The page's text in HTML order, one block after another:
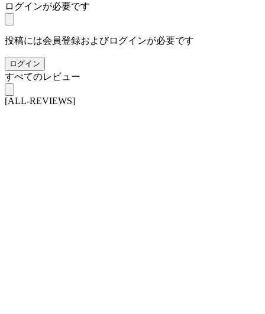
ログインが必要です
投稿には会員登録およびログインが必要です
ログイン
すべてのレビュー
[ALL-REVIEWS]